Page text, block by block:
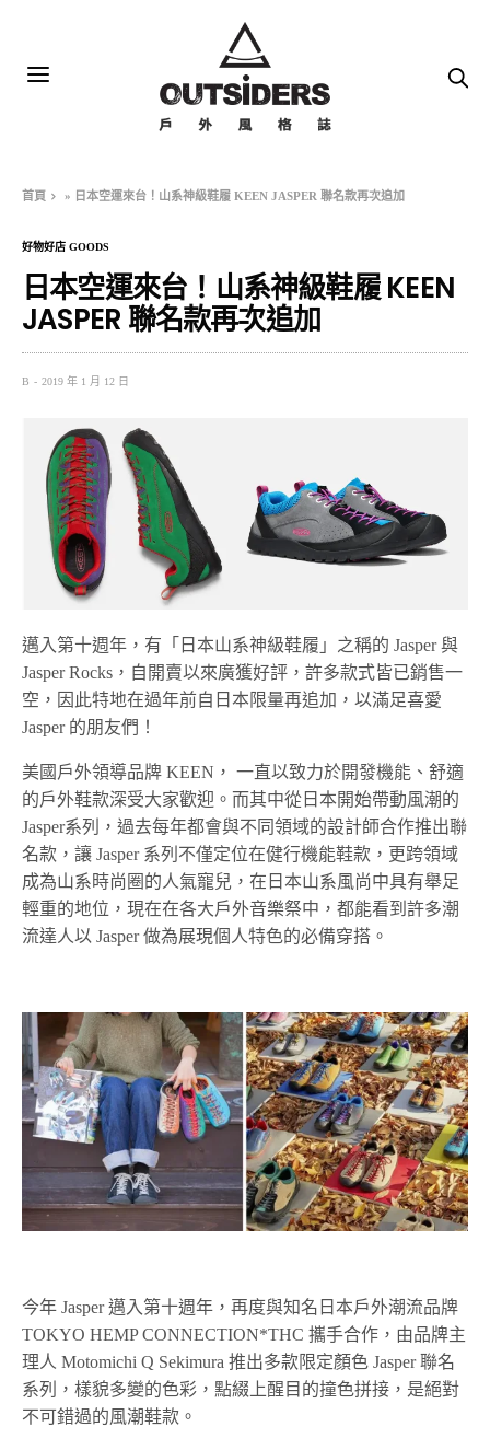
首頁 » 日本空運來台！山系神級鞋履 KEEN JASPER 聯名款再次追加
好物好店 GOODS
日本空運來台！山系神級鞋履 KEEN
JASPER 聯名款再次追加
B 2019 年 1 月 12 日
邁入第十週年，有「日本山系神級鞋履」之稱的 Jasper 與
Jasper Rocks，自開賣以來廣獲好評，許多款式皆已銷售一
空，因此特地在過年前自日本限量再追加，以滿足喜愛
Jasper 的朋友們！
美國戶外領導品牌 KEEN， 一直以致力於開發機能、舒適
的戶外鞋款深受大家歡迎。而其中從日本開始帶動風潮的
Jasper系列，過去每年都會與不同領域的設計師合作推出聯
名款，讓 Jasper 系列不僅定位在健行機能鞋款，更跨領域
成為山系時尚圈的人氣寵兒，在日本山系風尚中具有舉足
輕重的地位，現在在各大戶外音樂祭中，都能看到許多潮
流達人以 Jasper 做為展現個人特色的必備穿搭。
今年 Jasper 邁入第十週年，再度與知名日本戶外潮流品牌
TOKYO HEMP CONNECTION*THC 攜手合作，由品牌主
理人 Motomichi Q Sekimura 推出多款限定顏色 Jasper 聯名
系列，樣貌多變的色彩，點綴上醒目的撞色拼接，是絕對
不可錯過的風潮鞋款。